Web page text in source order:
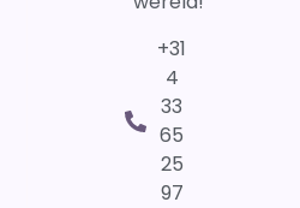
+31
4
33
65
25
97